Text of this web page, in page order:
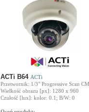
ACTi B64 ACTi
Przetwornik: 1/3" Progressive Scan
Wielkość obrazu [px]: 1280 x 960
Czułość [lux]: kolor: 0.1; B/W: 0